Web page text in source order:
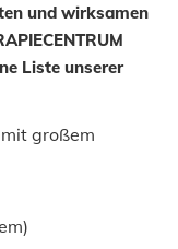
und wirksamen
Liste unserer
großem